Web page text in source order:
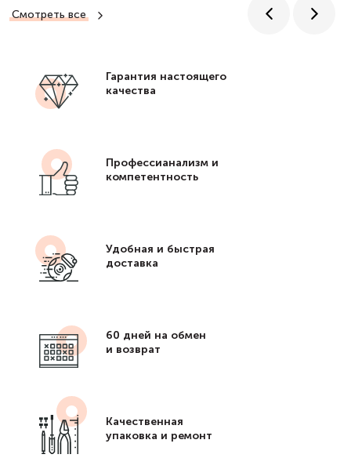
Смотреть все
Гарантия настоящего
качества
Профессианализм и
компетентность
Удобная и быстрая
доставка
60 дней на обмен
и возврат
Качественная
упаковка и ремонт